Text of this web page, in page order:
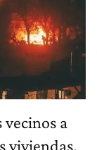
vecinos a
viviendas.